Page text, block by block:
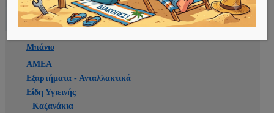
E-shop
Μπάνιο
ΑΜΕΑ
Εξαρτήματα - Ανταλλακτικά
Είδη Υγιεινής
Καζανάκια